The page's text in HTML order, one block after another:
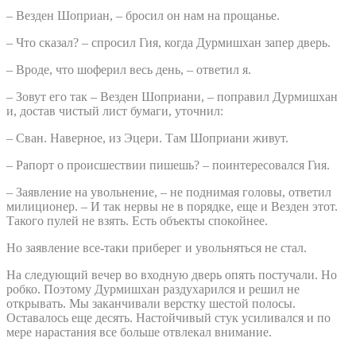
– Везден Шоприан, – бросил он нам на прощанье.
– Что сказал? – спросил Гия, когда Дурмишхан запер дверь.
– Вроде, что шоферил весь день, – ответил я.
– Зовут его так – Везден Шоприани, – поправил Дурмишхан
и, достав чистый лист бумаги, уточнил:
– Сван. Наверное, из Эцери. Там Шоприани живут.
– Рапорт о происшествии пишешь? – поинтересовался Гия.
– Заявление на увольнение, – не поднимая головы, ответил
милиционер. – И так нервы не в порядке, еще и Везден этот.
Такого пулей не взять. Есть объекты спокойнее.
Но заявление все-таки приберег и увольняться не стал.
На следующий вечер во входную дверь опять постучали. Но
робко. Поэтому Дурмишхан раздухарился и решил не
открывать. Мы заканчивали верстку шестой полосы.
Оставалось еще десять. Настойчивый стук усиливался и по
мере нарастания все больше отвлекал внимание.